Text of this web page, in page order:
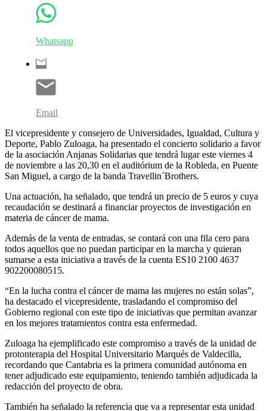
Whatsapp
Email
El vicepresidente y consejero de Universidades, Igualdad, Cultura y
Deporte, Pablo Zuloaga, ha presentado el concierto solidario a favor
de la asociación Anjanas Solidarias que tendrá lugar este viernes 4
de noviembre a las 20,30 en el auditórium de la Robleda, en Puente
San Miguel, a cargo de la banda Travellin´Brothers.
Una actuación, ha señalado, que tendrá un precio de 5 euros y cuya
recaudación se destinará a financiar proyectos de investigación en
materia de cáncer de mama.
Además de la venta de entradas, se contará con una fila cero para
todos aquellos que no puedan participar en la marcha y quieran
sumarse a esta iniciativa a través de la cuenta ES10 2100 4637
902200080515.
“En la lucha contra el cáncer de mama las mujeres no están solas”,
ha destacado el vicepresidente, trasladando el compromiso del
Gobierno regional con este tipo de iniciativas que permitan avanzar
en los mejores tratamientos contra esta enfermedad.
Zuloaga ha ejemplificado este compromiso a través de la unidad de
protonterapia del Hospital Universitario Marqués de Valdecilla,
recordando que Cantabria es la primera comunidad autónoma en
tener adjudicado este equipamiento, teniendo también adjudicada la
redacción del proyecto de obra.
También ha señalado la referencia que va a representar esta unidad